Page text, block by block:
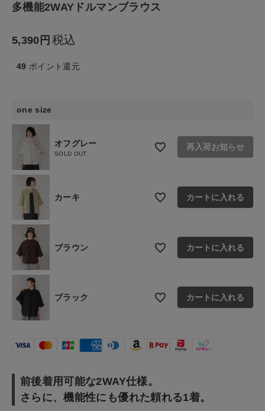
食品
ギフト
ブランド
CONTENTS
特集
ご利用ガイド
お問い合わせ
ショップリスト
多機能2WAYドルマンブラウス
5,390 税込
49 ポイント還元
one size
オフグレー
SOLD OUT
再入荷お知らせ
カーキ カートに入れる
ブラウン カートに入れる
ブラック カートに入れる
前後着用可能な2WAY仕様。
さらに、機能性にも優れた頼れる1着。